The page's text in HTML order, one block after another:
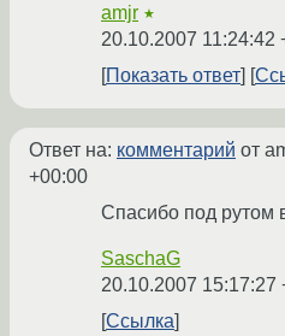
amjr ★
20.10.2007 11:24:42
Показать ответ
Ответ на: комментарий от
+00:00
Спасибо под рутом
SaschaG
20.10.2007 15:17:27
Ссылка